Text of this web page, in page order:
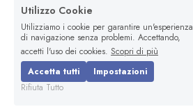
Utilizzo Cookie
Utilizziamo i cookie per garantire un'esperienza
di navigazione senza problemi. Accettando,
accetti l'uso dei cookies. Scopri di più
Accetta tutti
Impostazioni
Rifiuta Tutto